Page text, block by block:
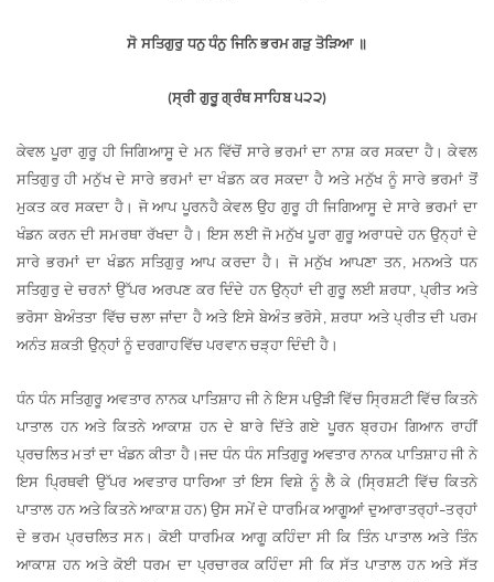
ਸੋ ਸਤਿਗੁਰੁ ਧਨੁ ਧੰਨੁ ਜਿਨਿ ਭਰਮ ਗੜੁ ਤੋੜਿਆ ॥
(ਸ੍ਰੀ ਗੁਰੂ ਗ੍ਰੰਥ ਸਾਹਿਬ ੫੨੨)
ਕੇਵਲ ਪੂਰਾ ਗੁਰੂ ਹੀ ਜਿਗਿਆਸੂ ਦੇ ਮਨ ਵਿੱਚੋਂ ਸਾਰੇ ਭਰਮਾਂ ਦਾ ਨਾਸ਼ ਕਰ ਸਕਦਾ ਹੈ। ਕੇਵਲ
ਸਤਿਗੁਰੁ ਹੀ ਮਨੁੱਖ ਦੇ ਸਾਰੇ ਭਰਮਾਂ ਦਾ ਖੰਡਨ ਕਰ ਸਕਦਾ ਹੈ ਅਤੇ ਮਨੁੱਖ ਨੂੰ ਸਾਰੇ ਭਰਮਾਂ ਤੋਂ
ਮੁਕਤ ਕਰ ਸਕਦਾ ਹੈ । ਜੋ ਆਪ ਪੂਰਨਹੈ ਕੇਵਲ ਉਹ ਗੁਰੂ ਹੀ ਜਿਗਿਆਸੂ ਦੇ ਸਾਰੇ ਭਰਮਾਂ ਦਾ
ਖੰਡਨ ਕਰਨ ਦੀ ਸਮਰਥਾ ਰੱਖਦਾ ਹੈ। ਇਸ ਲਈ ਜੋ ਮਨੁੱਖ ਪੂਰਾ ਗੁਰੂ ਅਰਾਧਦੇ ਹਨ ਉਨ੍ਹਾਂ ਦੇ
ਸਾਰੇ ਭਰਮਾਂ ਦਾ ਖੰਡਨ ਸਤਿਗੁਰੁ ਆਪ ਕਰਦਾ ਹੈ । ਜੋ ਮਨੁੱਖ ਆਪਣਾ ਤਨ, ਮਨਅਤੇ ਧਨ
ਸਤਿਗੁਰੁ ਦੇ ਚਰਨਾਂ ਉੱਪਰ ਅਰਪਣ ਕਰ ਦਿੰਦੇ ਹਨ ਉਨ੍ਹਾਂ ਦੀ ਗੁਰੂ ਲਈ ਸ਼ਰਧਾ, ਪ੍ਰੀਤ ਅਤੇ
ਭਰੋਸਾ ਬੇਅੰਤਤਾ ਵਿੱਚ ਚਲਾ ਜਾਂਦਾ ਹੈ ਅਤੇ ਇਸੇ ਬੇਅੰਤ ਭਰੋਸੇ, ਸ਼ਰਧਾ ਅਤੇ ਪ੍ਰੀਤ ਦੀ ਪਰਮ
ਅਨੰਤ ਸ਼ਕਤੀ ਉਨ੍ਹਾਂ ਨੂੰ ਦਰਗਾਹਵਿੱਚ ਪਰਵਾਨ ਚੜ੍ਹਾ ਦਿੰਦੀ ਹੈ।
ਧੰਨ ਧੰਨ ਸਤਿਗੁਰੂ ਅਵਤਾਰ ਨਾਨਕ ਪਾਤਿਸ਼ਾਹ ਜੀ ਨੇ ਇਸ ਪਉੜੀ ਵਿੱਚ ਸ੍ਰਿਸ਼ਟੀ ਵਿੱਚ ਕਿਤਨੇ
ਪਾਤਾਲ ਹਨ ਅਤੇ ਕਿਤਨੇ ਆਕਾਸ਼ ਹਨ ਦੇ ਬਾਰੇ ਦਿੱਤੇ ਗਏ ਪੂਰਨ ਬ੍ਰਹਮ ਗਿਆਨ ਰਾਹੀਂ
ਪ੍ਰਚਲਿਤ ਮਤਾਂ ਦਾ ਖੰਡਨ ਕੀਤਾ ਹੈ।ਜਦ ਧੰਨ ਧੰਨ ਸਤਿਗੁਰੂ ਅਵਤਾਰ ਨਾਨਕ ਪਾਤਿਸ਼ਾਹ ਜੀ ਨੇ
ਇਸ ਪ੍ਰਿਥਵੀ ਉੱਪਰ ਅਵਤਾਰ ਧਾਰਿਆ ਤਾਂ ਇਸ ਵਿਸ਼ੇ ਨੂੰ ਲੈ ਕੇ (ਸ੍ਰਿਸ਼ਟੀ ਵਿੱਚ ਕਿਤਨੇ
ਪਾਤਾਲ ਹਨ ਅਤੇ ਕਿਤਨੇ ਆਕਾਸ਼ ਹਨ)ਉਸ ਸਮੇਂ ਦੇ ਧਾਰਮਿਕ ਆਗੂਆਂ ਦੁਆਰਾਤਰ੍ਹਾਂ–ਤਰ੍ਹਾਂ
ਦੇ ਭਰਮ ਪ੍ਰਚਲਿਤ ਸਨ। ਕੋਈ ਧਾਰਮਿਕ ਆਗੂ ਕਹਿੰਦਾ ਸੀ ਕਿ ਤਿੰਨ ਪਾਤਾਲ ਅਤੇ ਤਿੰਨ
ਆਕਾਸ਼ ਹਨ ਅਤੇ ਕੋਈ ਧਰਮ ਦਾ ਪ੍ਰਚਾਰਕ ਕਹਿੰਦਾ ਸੀ ਕਿ ਸੱਤ ਪਾਤਾਲ ਹਨ ਅਤੇ ਸੱਤ